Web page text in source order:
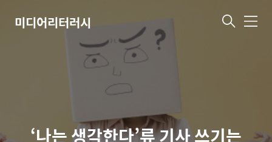
미디어리터러시 메
‘나는 생각한다’류 기사 쓰기는